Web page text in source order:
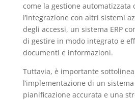
come la gestione automatizzata
l’integrazione con altri sistemi
degli accessi, un sistema ERP
di gestire in modo integrato e
documenti e informazioni.
Tuttavia, è importante
l’implementazione di un
pianificazione accurata e una